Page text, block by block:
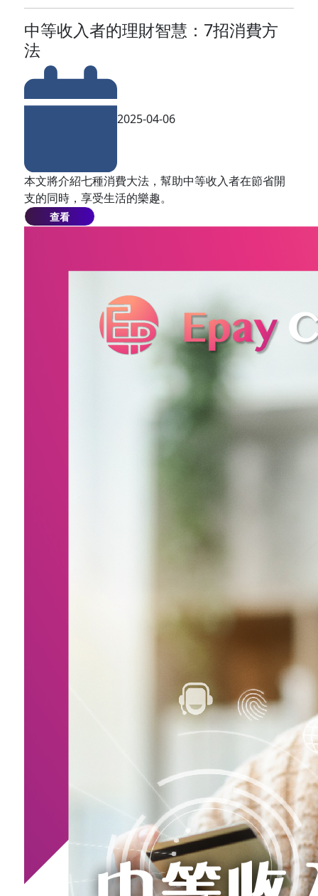
中等收入者的理財智慧：7招消費方
法
2025-04-06
本文將介紹七種消費大法，幫助中等收入者在節省開
支的同時，享受生活的樂趣。
查看